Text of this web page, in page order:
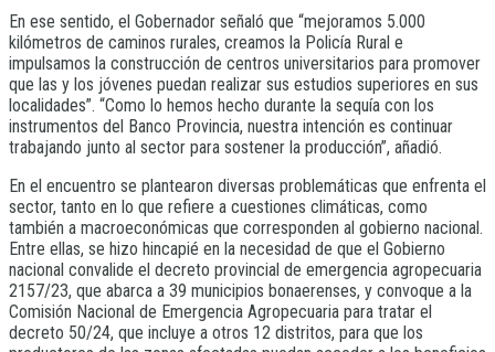
En ese sentido, el Gobernador señaló que “mejoramos 5.000
kilómetros de caminos rurales, creamos la Policía Rural e
impulsamos la construcción de centros universitarios para promover
que las y los jóvenes puedan realizar sus estudios superiores en sus
localidades”. “Como lo hemos hecho durante la sequía con los
instrumentos del Banco Provincia, nuestra intención es continuar
trabajando junto al sector para sostener la producción”, añadió.
En el encuentro se plantearon diversas problemáticas que enfrenta el
sector, tanto en lo que refiere a cuestiones climáticas, como
también a macroeconómicas que corresponden al gobierno nacional.
Entre ellas, se hizo hincapié en la necesidad de que el Gobierno
nacional convalide el decreto provincial de emergencia agropecuaria
2157/23, que abarca a 39 municipios bonaerenses, y convoque a la
Comisión Nacional de Emergencia Agropecuaria para tratar el
decreto 50/24, que incluye a otros 12 distritos, para que los